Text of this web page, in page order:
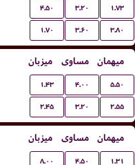
۴.۵۰ ۳.۲۰ ۱.۷۳
۱.۷۰ ۳.۶۰ ۳.۸۰
میزبان مساوی میهمان
۱.۴۳ ۴.۰۰ ۵.۵۰
۲.۴۵ ۳.۲۰ ۲.۵۵
میزبان مساوی میهمان
۸.۰۰ ۴.۵۰ ۱.۳۱